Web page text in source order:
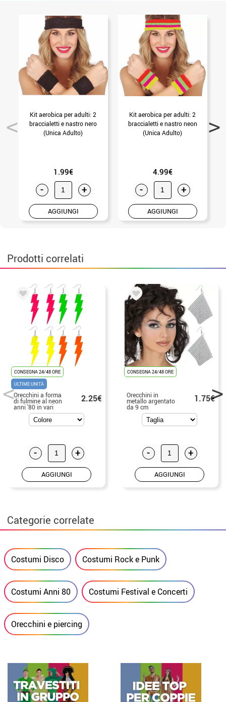
Kit aerobica per adulti: 2
braccialetti e nastro nero
(Unica Adulto)
1.99€
- +
AGGIUNGI
Kit aerobica per adulti: 2
braccialetti e nastro neon
(Unica Adulto)
4.99€
- +
AGGIUNGI
Prodotti correlati
CONSEGNA 24/48 ORE
ULTIME UNITÀ
Orecchini a forma
di fulmine al neon
anni '80 in vari
2.25€
- +
AGGIUNGI
CONSEGNA 24/48 ORE
Orecchini in
metallo argentato
da 9 cm
1.75€
- +
AGGIUNGI
Categorie correlate
Costumi Disco Costumi Rock e Punk
Costumi Anni 80 Costumi Festival e Concerti
Orecchini e piercing